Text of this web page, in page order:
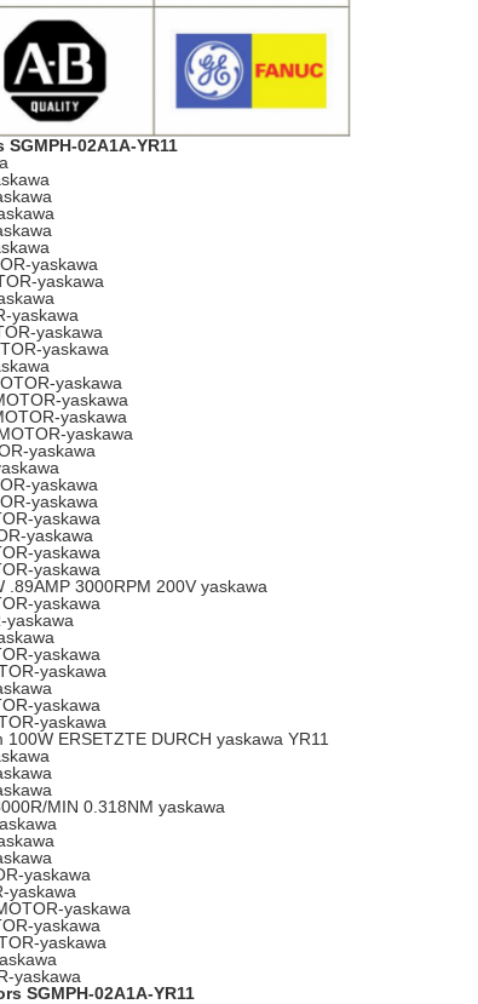
02A1A-YR11
yaskawa
yaskawa
yaskawa
yaskawa
yaskawa
yaskawa
yaskawa
yaskawa
yaskawa
yaskawa
yaskawa
yaskawa
yaskawa
yaskawa
yaskawa
yaskawa
.89AMP 3000RPM 200V yaskawa
yaskawa
yaskawa
yaskawa
yaskawa
yaskawa
yaskawa
ERSETZTE DURCH yaskawa YR11
MIN 0.318NM yaskawa
yaskawa
yaskawa
yaskawa
yaskawa
yaskawa
yaskawa
SGMPH-02A1A-YR11